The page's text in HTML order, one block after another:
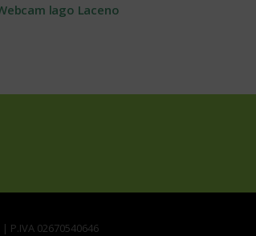
lago Laceno
P.IVA 02670540646